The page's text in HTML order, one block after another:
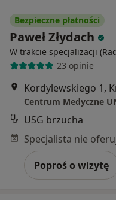
Bezpieczne płatności
Paweł Złydach
W trakcie specjalizacji
23 opinie
Kordylewskiego 1,
Centrum Medyczne
USG brzucha
Poproś o wizytę